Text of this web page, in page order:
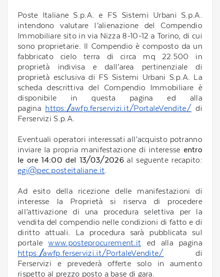
Poste Italiane S.p.A. e FS Sistemi Urbani S.p.A.
intendono valutare l’alienazione del Compendio
Immobiliare sito in via Nizza 8-10-12 a Torino, di cui
sono proprietarie. Il Compendio è composto da un
fabbricato cielo terra di circa mq 22.500 in
proprietà indivisa e dall’area pertinenziale di
proprietà esclusiva di FS Sistemi Urbani S.p.A. La
scheda descrittiva del Compendio Immobiliare è
disponibile in questa pagina ed alla
pagina https://awfp.ferservizi.it/PortaleVendite/ di
Ferservizi S.p.A.
Eventuali operatori interessati all’acquisto potranno
inviare la propria manifestazione di interesse entro
le ore 14:00 del 13/03/2026al seguente recapito:
egi@pec.posteitaliane.it.
Ad esito della ricezione delle manifestazioni di
interesse la Proprietà si riserva di procedere
all’attivazione di una procedura selettiva per la
vendita del compendio nelle condizioni di fatto e di
diritto attuali. La procedura sarà pubblicata sul
portalewww.posteprocurement.it ed alla pagina
https://awfp.ferservizi.it/PortaleVendite/ di
Ferservizi e prevederà offerte solo in aumento
rispetto al prezzo posto a base di gara.